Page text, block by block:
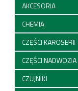
AKCESORIA
CHEMIA
CZĘŚCI KAROSERII
CZĘŚCI NADWOZIA
CZUJNIKI